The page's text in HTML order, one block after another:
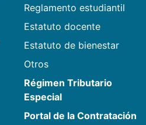
Reglamento estudiantil
Estatuto docente
Estatuto de bienestar
Otros
Régimen Tributario
Especial
Portal de la Contratación